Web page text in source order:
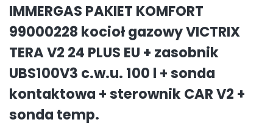
IMMERGAS PAKIET KOMFORT
99000228 kocioł gazowy VICTRIX
TERA V2 24 PLUS EU + zasobnik
UBS100V3 c.w.u. 100 l + sonda
kontaktowa + sterownik CAR V2 +
sonda temp.